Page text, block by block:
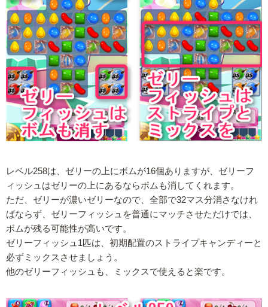
レベル258は、ゼリーの上にボムが16個ありますが、ゼリーフ
ィッシュはゼリーの上にあるならボムも消してくれます。
ただ、ゼリーが濃いゼリーなので、全部で32マス分消さなけれ
ばならず、ゼリーフィッシュを普通にマッチさせただけでは、
ボムが残る可能性が高いです。
ゼリーフィッシュ1匹は、初期配置のストライプキャンディーと
必ずミックスさせましょう。
他のゼリーフィッシュも、ミックスで使えると楽です。